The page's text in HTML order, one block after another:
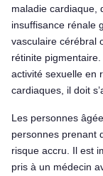
maladie cardiaque,
insuffisance rénale
vasculaire cérébral
rétinite
activité sexuelle en
cardiaques, il doit
Les personnes
personnes prenant
risque accru. Il est
pris à un médecin